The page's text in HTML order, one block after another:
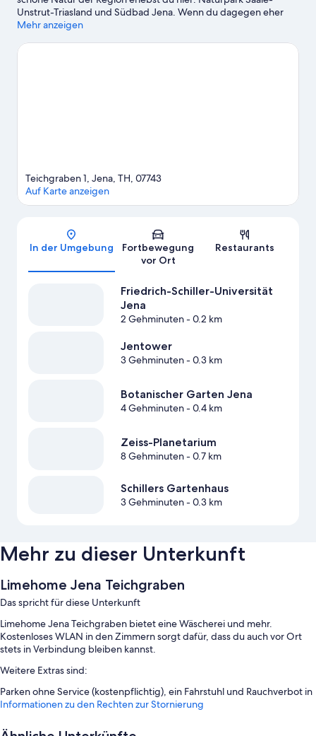
Unstrut-Triasland und Südbad Jena. Wenn du dagegen eher
kulturell interessiert bist, ist Folgendes empfehlenswert:
Besuch wert sind diese beiden Highlights: Botanischer Garten
Mehr anzeigen
Karte
Teichgraben 1, Jena, TH, 07743
Auf Karte anzeigen
In der Umgebung
Fortbewegung
vor Ort
Restaurants
Friedrich-Schiller-Universität
Jena
2 Gehminuten- 0.2 km
Jentower
3 Gehminuten- 0.3 km
Botanischer Garten Jena
4 Gehminuten- 0.4 km
Zeiss-Planetarium
8 Gehminuten- 0.7 km
Schillers Gartenhaus
3 Gehminuten- 0.3 km
Mehr zu dieser Unterkunft
Limehome Jena Teichgraben
Das spricht für diese Unterkunft
Limehome Jena Teichgraben bietet eine Wäscherei und mehr.
Kostenloses WLAN in den Zimmern sorgt dafür, dass du auch vor Ort
stets in Verbindung bleiben kannst.
Weitere Extras sind:
Parken ohne Service (kostenpflichtig), ein Fahrstuhl und Rauchverbot in
der Unterkunft
Informationen zu den Rechten zur Stornierung